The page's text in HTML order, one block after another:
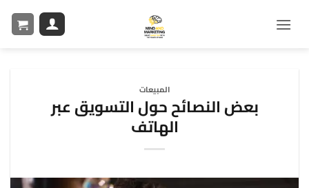
المبيعات
بعض النصائح حول التسويق عبر
الهاتف